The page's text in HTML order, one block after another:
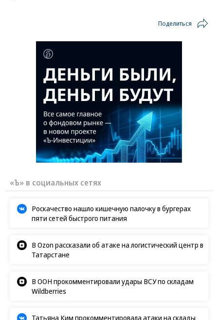
Поделиться
«Ъ» в социальных сетях
Роскачество нашло кишечную палочку в бургерах
пяти сетей быстрого питания
В Ozon рассказали об атаке на логистический центр в
Татарстане
В ООН прокомментировали удары ВСУ по складам
Wildberries
Татьяна Ким прокомментировала атаки на склады